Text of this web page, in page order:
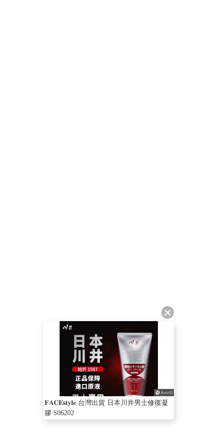
𝐅𝐀𝐂𝐄𝐬𝐭𝐲𝐥𝐞 台灣出貨 日本川井男士修復凝
膠 S06202